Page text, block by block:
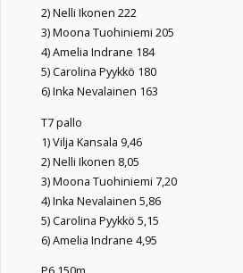
2) Nelli Ikonen 222
3) Moona Tuohiniemi 205
4) Amelia Indrane 184
5) Carolina Pyykkö 180
6) Inka Nevalainen 163
T7 pallo
1) Vilja Kansala 9,46
2) Nelli Ikonen 8,05
3) Moona Tuohiniemi 7,20
4) Inka Nevalainen 5,86
5) Carolina Pyykkö 5,15
6) Amelia Indrane 4,95